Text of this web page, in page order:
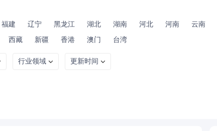
福建 辽宁 黑龙江 湖北 湖南 河北 河南 云南
西藏 新疆 香港 澳门 台湾
行业领域 更新时间